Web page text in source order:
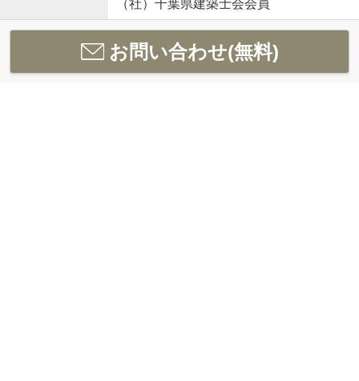
（社）千葉県建築士会会員
お問い合わせ(無料)